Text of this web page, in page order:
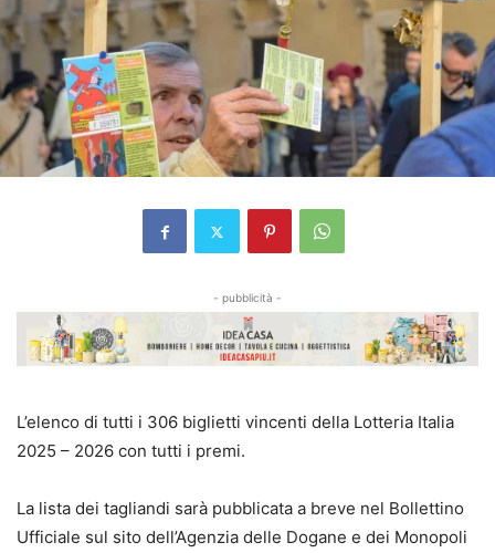
- pubblicità -
L’elenco di tutti i 306 biglietti vincenti della Lotteria Italia
2025 – 2026 con tutti i premi.
La lista dei tagliandi sarà pubblicata a breve nel Bollettino
Ufficiale sul sito dell’Agenzia delle Dogane e dei Monopoli